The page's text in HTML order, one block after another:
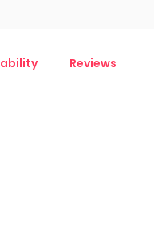
Reviews